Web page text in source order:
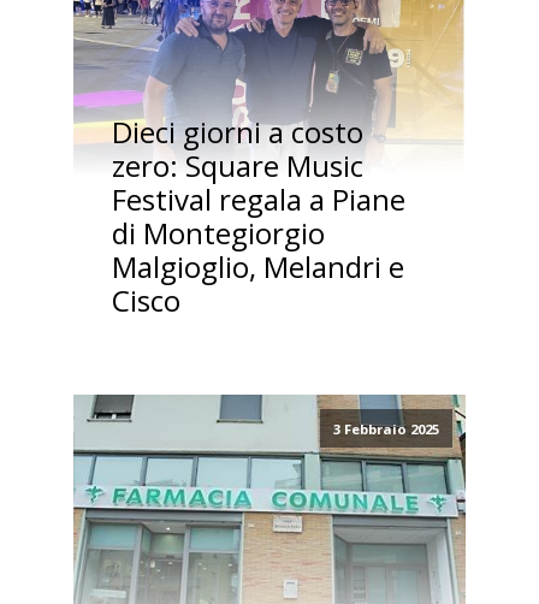
Dieci giorni a costo
zero: Square Music
Festival regala a Piane
di Montegiorgio
Malgioglio, Melandri e
Cisco
3 Febbraio 2025